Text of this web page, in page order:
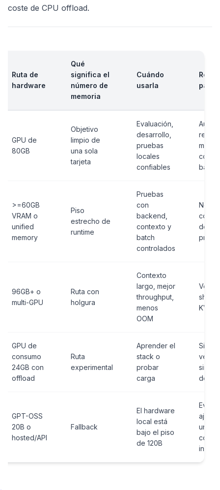
coste de CPU offload.
Ruta de
hardware
Qué
significa el
número de
memoria
Cuándo
usarla
GPU de
80GB
Objetivo
limpio de
una sola
tarjeta
Evaluación,
desarrollo,
pruebas
locales
confiables
Aun
batch
>=60GB
VRAM o
unified
memory
Piso
estrecho de
runtime
Pruebas
con
backend,
contexto y
batch
controlados
No lo
como
de
96GB+ o
multi-GPU
Ruta con
holgura
Contexto
largo, mejor
throughput,
menos
OOM
KV
GPU de
consumo
24GB con
offload
Ruta
experimental
Aprender el
stack o
probar
carga
Si la
sirve,
de
GPT-OSS
20B o
hosted/API
Fallback
El hardware
local está
bajo el piso
de 120B
Evite
una